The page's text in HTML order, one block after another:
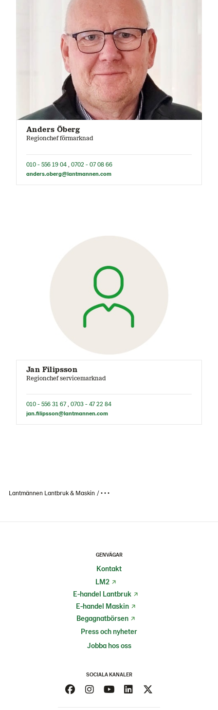
Anders Öberg
Regionchef förmarknad
010 - 556 19 04 0702 - 07 08 66
anders.oberg@lantmannen.com
Jan Filipsson
Regionchef servicemarknad
010 - 556 31 67, 0703 - 47 22 84
jan.filipsson@lantmannen.com
Lantmännen Lantbruk & Maskin • • •
GENVÄGAR
Kontakt
LM2
E-handel Lantbruk
E-handel Maskin
Begagnatbörsen
Press och nyheter
Jobba hos oss
SOCIALA KANALER